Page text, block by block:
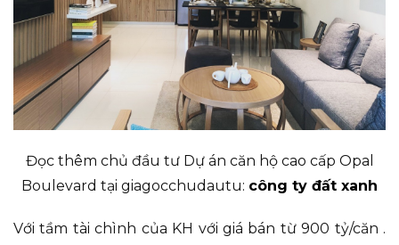
Đọc thêm chủ đầu tư Dự án căn hộ cao cấp Opal
Boulevard tại giagocchudautu: công ty đất xanh
Với tầm tài chình của KH với giá bán từ 900 tỷ/căn .